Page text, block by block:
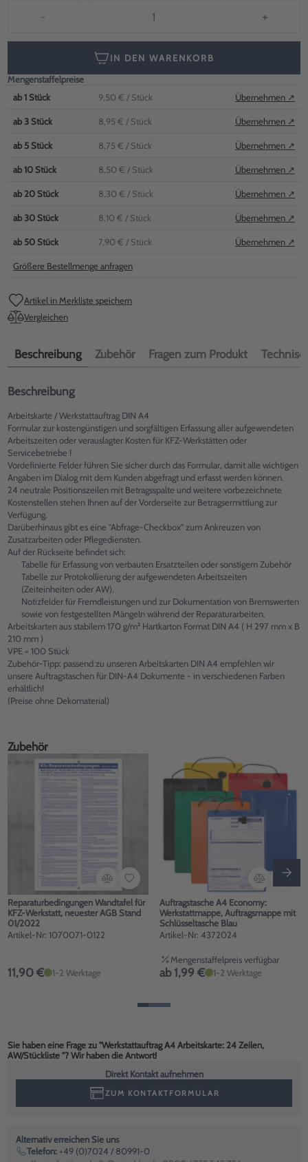
− +
IN DEN WARENKORB
Mengenstaffelpreise
ab1 Stück 9,50 € / Stück Übernehmen ↗
ab3 Stück 8,95 € / Stück Übernehmen ↗
ab 5 Stück 8,75 € / Stück Übernehmen ↗
ab10 Stück 8,50 € / Stück Übernehmen ↗
ab 20 Stück 8,30 € / Stück Übernehmen ↗
ab30 Stück 8,10 € / Stück Übernehmen ↗
ab 50 Stück 7,90 € / Stück Übernehmen ↗
Größere Bestellmenge anfragen
Artikel in Merkliste speichern
Vergleichen
Beschreibung Zubehör Fragen zum Produkt
Beschreibung
Arbeitskarte / Werkstattauftrag DIN A4
Formular zur kostengünstigen und sorgfältigen Erfassung aller aufgewendeten
Arbeitszeiten oder verauslagter Kosten für KFZ-Werkstätten oder
Servicebetriebe !
Vordefinierte Felder führen Sie sicher durch das Formular, damit alle wichtigen
Angaben im Dialog mit dem Kunden abgefragt und erfasst werden können.
24 neutrale Positionszeilen mit Betragsspalte und weitere vorbezeichnete
Kostenstellen stehen Ihnen auf der Vorderseite zur Betragsermittlung zur
Verfügung.
Darüberhinaus gibt es eine "Abfrage-Checkbox" zum Ankreuzen von
Zusatzarbeiten oder Pflegediensten.
Auf der Rückseite befindet sich:
Tabelle für Erfassung von verbauten Ersatzteilen oder sonstigem Zubehör
Tabelle zur Protokollierung der aufgewendeten Arbeitszeiten
(Zeiteinheiten oder AW).
Notizfelder für Fremdleistungen und zur Dokumentation von Bremswerten
sowie von festgestellten Mängeln während der Reparaturarbeiten.
Arbeitskarten aus stabilem 170 g/m² Hartkarton Format DIN A4 ( H 297 mm x B
210 mm )
VPE = 100 Stück
Zubehör-Tipp: passend zu unseren Arbeitskarten DIN A4 empfehlen wir
unsere Auftragstaschen für DIN-A4 Dokumente - in verschiedenen Farben
erhältlich!
(Preise ohne Dekomaterial)
Zubehör
Reparaturbedingungen Wandtafel für
KFZ-Werkstatt, neuester AGB Stand
01/2022
Artikel-Nr: 1070071-0122
11,90 € 1-2 Werktage
Auftragstasche A4 Economy:
Werkstattmappe, Auftragsmappe mit
Schlüsseltasche Blau
Artikel-Nr: 4372024
Mengenstaffelpreis verfügbar
ab 1,99 € 1-2 Werktage
Sie haben eine Frage zu "Werkstattauftrag A4 Arbeitskarte: 24 Zeilen,
AW/Stückliste "? Wir haben die Antwort!
Direkt Kontakt aufnehmen
ZUM KONTAKTFORMULAR
Alternativ erreichen Sie uns
Telefon: +49 (0)7024 / 80991-0